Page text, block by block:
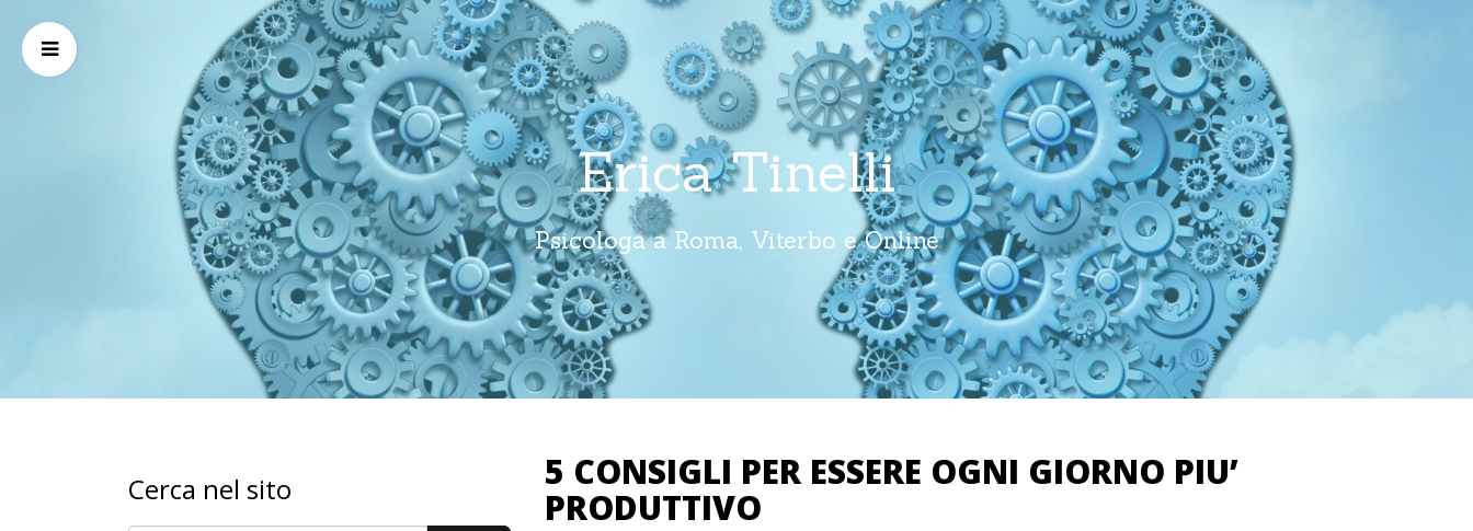
Erica Tinelli
Psicologa a Roma, Viterbo e Online
Cerca nel sito
5 CONSIGLI PER ESSERE OGNI GIORNO PIU’
PRODUTTIVO